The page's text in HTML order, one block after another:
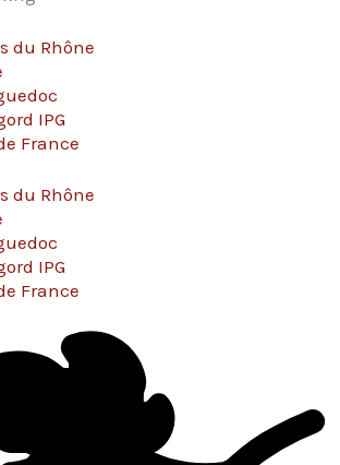
du Rhône
IPG
France
du Rhône
IPG
France